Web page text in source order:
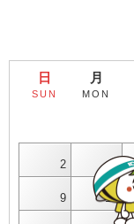
日
SUN
月
MON
2 3
9 10